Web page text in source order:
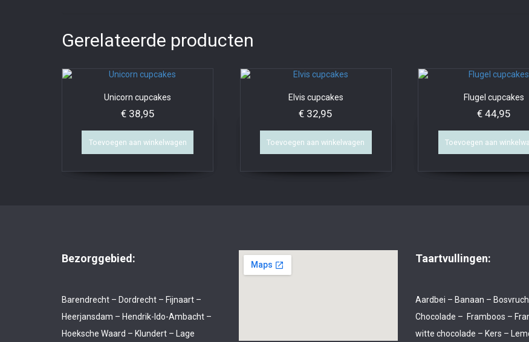
Gerelateerde producten
Unicorn cupcakes
€38,95
Toevoegen aan winkelwagen
Elvis cupcakes
€ 32,95
Toevoegen aan winkelwagen
Flugel cupcakes
€ 44,95
Toevoegen aan
Bezorggebied:
Barendrecht – Dordrecht – Fijnaart –
Heerjansdam – Hendrik-Ido-Ambacht –
Hoeksche Waard – Klundert – Lage
Taartvullingen:
Aardbei – Banaan –
Chocolade – Framboos –
witte chocolade – Kers –